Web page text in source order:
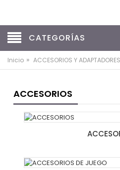
CATEGORÍAS
Inicio » ACCESORIOS Y ADAPTADORES
ACCESORIOS